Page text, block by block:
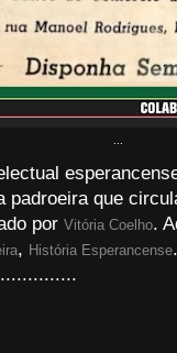
padroeira que
porVitória Coelho.
, História Esperancense